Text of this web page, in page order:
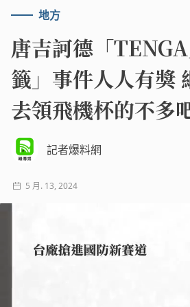
地方
唐吉訶德「
籤」事件人人有獎
去領飛機杯的不多
記者爆料網
5 月. 13, 2024